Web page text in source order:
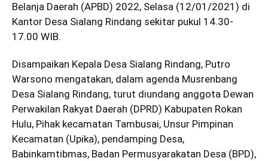
Belanja Daerah (APBD) 2022, Selasa (12/01/2021) di
Kantor Desa Sialang Rindang sekitar pukul 14.30-
17.00 WIB.
Disampaikan Kepala Desa Sialang Rindang, Putro
Warsono mengatakan, dalam agenda Musrenbang
Desa Sialang Rindang, turut diundang anggota Dewan
Perwakilan Rakyat Daerah (DPRD) Kabupaten Rokan
Hulu, Pihak kecamatan Tambusai, Unsur Pimpinan
Kecamatan (Upika), pendamping Desa,
Babinkamtibmas, Badan Permusyarakatan Desa (BPD),